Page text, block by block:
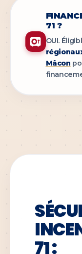
71 ?
OUI.
Mâcon
71 :